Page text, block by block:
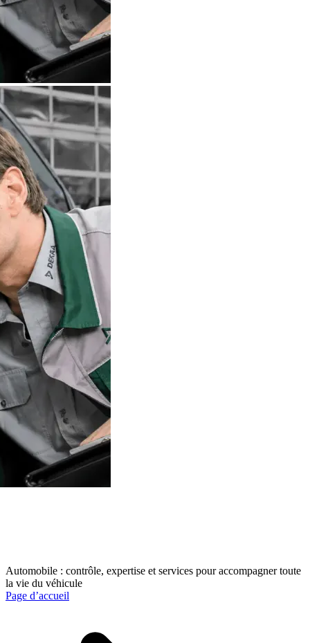
Automobile : contrôle, expertise et services pour accompagner toute
la vie du véhicule
Page d’accueil